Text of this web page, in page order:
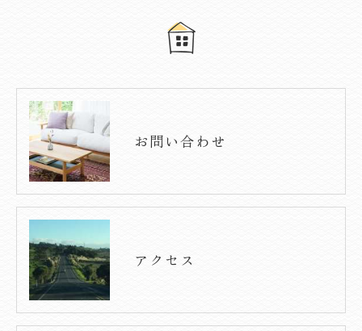
お問い合わせ
アクセス